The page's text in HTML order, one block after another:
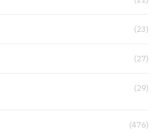
(23)
(27)
(29)
(476)